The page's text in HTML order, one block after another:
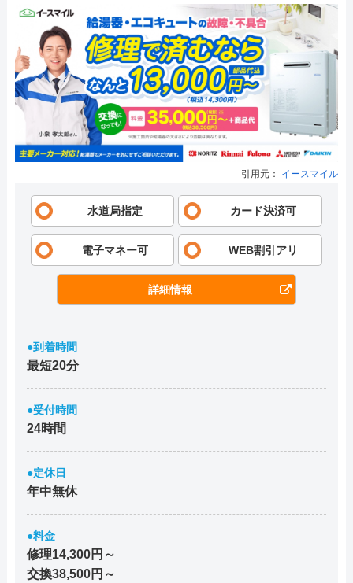
引用元： イースマイル
水道局指定 カード決済可
電子マネー可 WEB割引アリ
詳細情報
●到着時間
最短20分
●受付時間
24時間
●定休日
年中無休
●料金
修理14,300円～
交換38,500円～